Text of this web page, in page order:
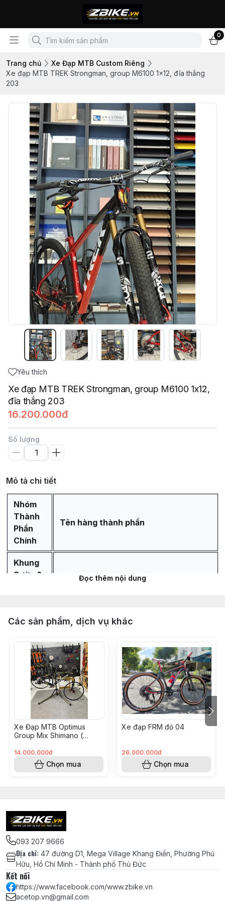
0
Trang chủ
Xe Đạp MTB Custom Riêng
Xe đạp MTB TREK Strongman, group M6100 1x12, đĩa thắng
203
Yêu thích
Xe đạp MTB TREK Strongman, group M6100 1x12,
đĩa thắng 203
16.200.000đ
Số lượng
Mô tả chi tiết
Nhóm
Thành
Phần
Chính
Tên hàng thành phần
Khung
Sườn &
alumium 6061 cao cấp bảo hành 5 năm
Phuộc hơi ZBIKE ZFX bánh 29 chuẩn
QR ty 32mm, hành trình 120mm - Màu
Đen Ống Ty Vàng
Chén cổ Thecycles 44 - 44mm
Vòng Carbon chêm cổ phuộc 28.6 -
DÀY 5mm
địa
Động
Tay bấm Cùi đề xe đạp, Củ đề Shimano
Deore M6100 12 tốc độ - Japan SGS -
Chính hãng Shimano
Sên 12 Shimano M6100 chính hãng
Đọc thêm nội dung
Các sản phẩm, dịch vụ khác
Xe Đạp MTB Optimus
Group Mix Shimano (
14.000.000đ
Chọn mua
Xe đạp FRM đỏ 04
26.000.000đ
Chọn mua
093 207 9666
Địa chỉ: 47 đường D1, Mega Village Khang Điền, Phường Phú
Hữu, Hồ Chí Minh - Thành phố Thủ Đức
Kết nối
https://www.facebook.com/www.zbike.vn
acetop.vn@gmail.com